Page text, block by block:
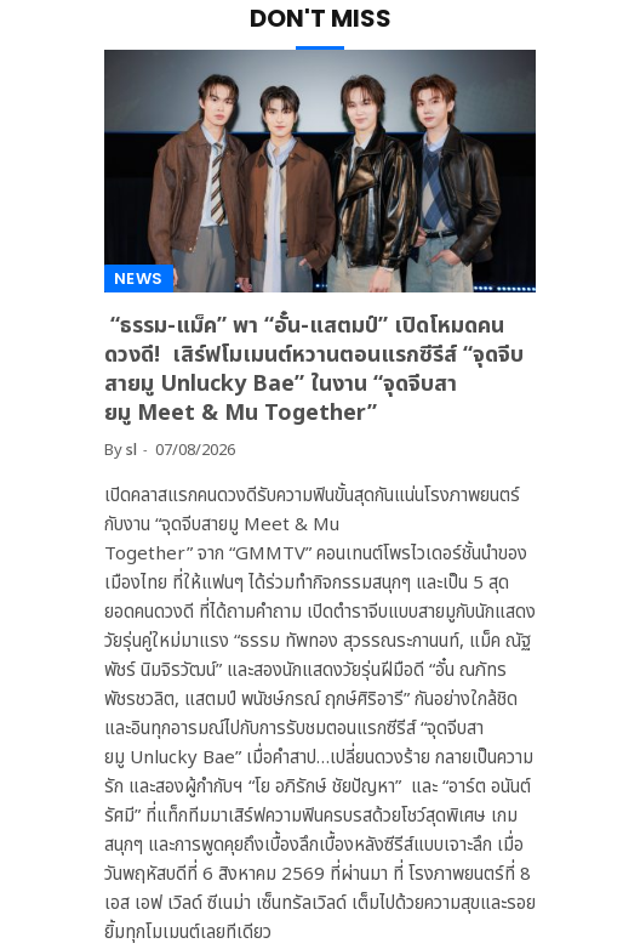
DON'T MISS
NEWS
“ธรรม-แม็ค” พา “อั๋น-แสตมป์” เปิดโหมดคน
ดวงดี! เสิร์ฟโมเมนต์หวานตอนแรกซีรีส์ “จุดจีบ
สายมู Unlucky Bae” ในงาน “จุดจีบสา
ยมู Meet & Mu Together”
Bysl 07/08/2026
เปิดคลาสแรกคนดวงดีรับความฟินขั้นสุดกันแน่นโรงภาพยนตร์
กับงาน “จุดจีบสายมู Meet & Mu
Together” จาก “GMMTV” คอนเทนต์โพรไวเดอร์ชั้นนำของ
เมืองไทย ที่ให้แฟนๆ ได้ร่วมทำกิจกรรมสนุกๆ และเป็น 5 สุด
ยอดคนดวงดี ที่ได้ถามคำถาม เปิดตำราจีบแบบสายมูกับนักแสดง
วัยรุ่นคู่ใหม่มาแรง “ธรรม ทัพทอง สุวรรณระกานนท์, แม็ค ณัฐ
พัชร์ นิมจิรวัฒน์” และสองนักแสดงวัยรุ่นฝีมือดี “อั๋น ณภัทร
พัชรชวลิต, แสตมป์ พนัชษ์กรณ์ ฤกษ์ศิริอารี” กันอย่างใกล้ชิด
และอินทุกอารมณ์ไปกับการรับชมตอนแรกซีรีส์ “จุดจีบสา
ยมู Unlucky Bae” เมื่อคำสาป…เปลี่ยนดวงร้าย กลายเป็นความ
รัก และสองผู้กำกับฯ “โย อภิรักษ์ ชัยปัญหา” และ “อาร์ต อนันต์
รัศมี” ที่แท็กทีมมาเสิร์ฟความฟินครบรสด้วยโชว์สุดพิเศษ เกม
สนุกๆ และการพูดคุยถึงเบื้องลึกเบื้องหลังซีรีส์แบบเจาะลึก เมื่อ
วันพฤหัสบดีที่ 6 สิงหาคม 2569 ที่ผ่านมา ที่ โรงภาพยนตร์ที่ 8
เอส เอฟ เวิลด์ ซีเนม่า เซ็นทรัลเวิลด์ เต็มไปด้วยความสุขและรอย
ยิ้มทุกโมเมนต์เลยทีเดียว